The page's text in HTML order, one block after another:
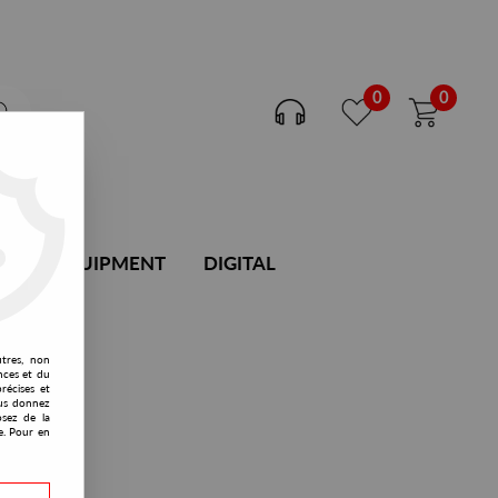
0 0
DJ EQUIPMENT DIGITAL
non
et du
et
donnez
de la
Pour en